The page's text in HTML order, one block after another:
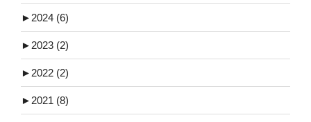
► 2024 (6)
► 2023 (2)
► 2022 (2)
► 2021 (8)